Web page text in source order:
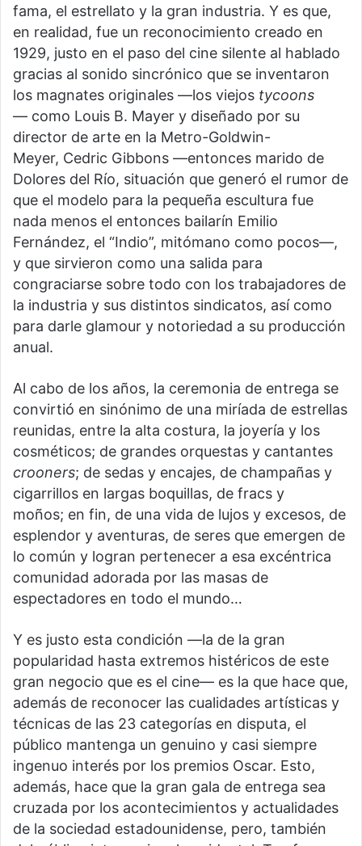
fama, el estrellato y la gran industria. Y es que,
en realidad, fue un reconocimiento creado en
1929, justo en el paso del cine silente al hablado
gracias al sonido sincrónico que se inventaron
los magnates originales —los viejos tycoons
— como Louis B. Mayer y diseñado por su
director de arte en la Metro-Goldwin-
Meyer, Cedric Gibbons —entonces marido de
Dolores del Río, situación que generó el rumor de
que el modelo para la pequeña escultura fue
nada menos el entonces bailarín Emilio
Fernández, el “Indio”, mitómano como pocos—,
y que sirvieron como una salida para
congraciarse sobre todo con los trabajadores de
la industria y sus distintos sindicatos, así como
para darle glamour y notoriedad a su producción
anual.
Al cabo de los años, la ceremonia de entrega se
convirtió en sinónimo de una miríada de estrellas
reunidas, entre la alta costura, la joyería y los
cosméticos; de grandes orquestas y cantantes
crooners; de sedas y encajes, de champañas y
cigarrillos en largas boquillas, de fracs y
moños; en fin, de una vida de lujos y excesos, de
esplendor y aventuras, de seres que emergen de
lo común y logran pertenecer a esa excéntrica
comunidad adorada por las masas de
espectadores en todo el mundo…
Y es justo esta condición —la de la gran
popularidad hasta extremos histéricos de este
gran negocio que es el cine— es la que hace que,
además de reconocer las cualidades artísticas y
técnicas de las 23 categorías en disputa, el
público mantenga un genuino y casi siempre
ingenuo interés por los premios Oscar. Esto,
además, hace que la gran gala de entrega sea
cruzada por los acontecimientos y actualidades
de la sociedad estadounidense, pero, también